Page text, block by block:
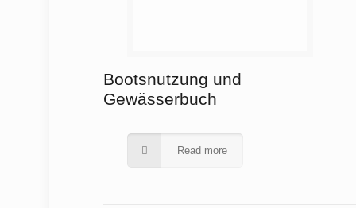
Bootsnutzung und
Gewässerbuch
Read more